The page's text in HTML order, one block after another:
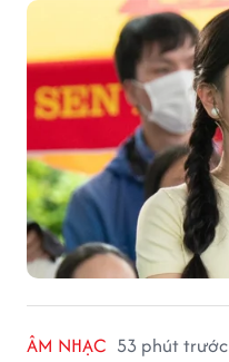
ÂM NHẠC 53 phút trước